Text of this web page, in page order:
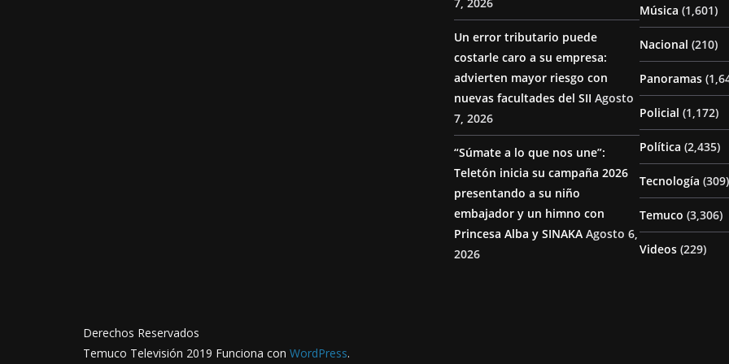
Un error tributario puede
costarle caro a su empresa:
advierten mayor riesgo con
nuevas facultades del SII Agosto
7, 2026
“Súmate a lo que nos une”:
Teletón inicia su campaña 2026
presentando a su niño
embajador y un himno con
Princesa Alba y SINAKA Agosto 6,
2026
Música (1,601)
Nacional (210)
Panoramas
Policial (1,172)
Política (2,435)
Tecnología (309)
Temuco (3,306)
Videos (229)
Derechos Reservados
Temuco Televisión 2019 Funciona con WordPress.